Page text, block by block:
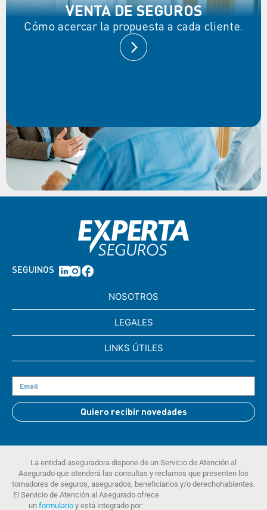
VENTA DE SEGUROS
Cómo acercar la propuesta a cada cliente.
SEGUINOS
NOSOTROS
LEGALES
LINKS ÚTILES
Quiero recibir novedades
La entidad aseguradora dispone de un Servicio de Atención al
Asegurado que atenderá las consultas y reclamos que presenten los
tomadores de seguros, asegurados, beneficiarios y/o derechohabientes.
El Servicio de Atención al Asegurado ofrece
un formulario y está integrado por: